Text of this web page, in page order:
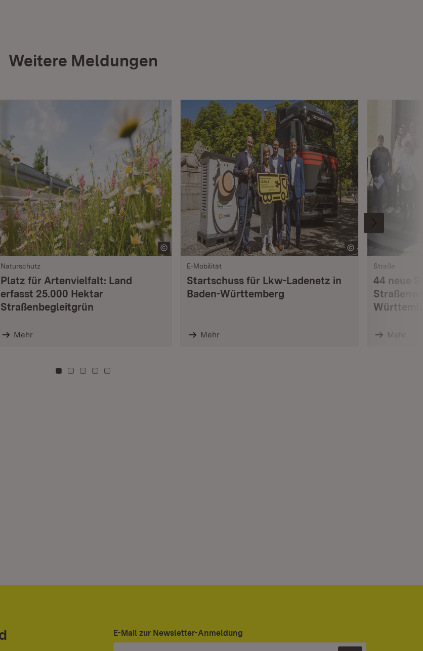
Weitere Meldungen
Naturschutz
Platz für Artenvielfalt: Land
erfasst 25.000 Hektar
Straßenbegleitgrün
Mehr
E-Mobilität
Startschuss für Lkw-Ladenetz in
Baden-Württemberg
Mehr
Straße
44 neue
Mehr
Zu Kachel: 0
Zu Kachel: 3
Zu Kachel: 6
Zu Kachel: 9
Zu Kachel: 12
E-Mail zur Newsletter-Anmeldung